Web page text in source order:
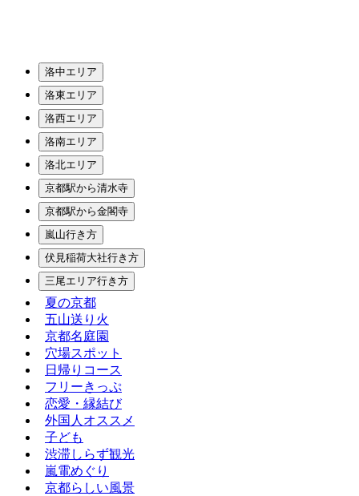
洛中エリア
洛東エリア
洛西エリア
洛南エリア
洛北エリア
京都駅から清水寺
京都駅から金閣寺
嵐山行き方
伏見稲荷大社行き方
三尾エリア行き方
夏の京都
五山送り火
京都名庭園
穴場スポット
日帰りコース
フリーきっぷ
恋愛・縁結び
外国人オススメ
子ども
渋滞しらず観光
嵐電めぐり
京都らしい風景